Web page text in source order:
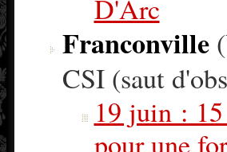
D'Arc
Franconville
CSI (saut
19 juin :
pour une